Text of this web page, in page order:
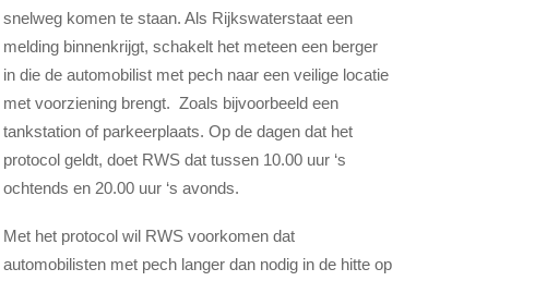
snelweg komen te staan. Als Rijkswaterstaat een
melding binnenkrijgt, schakelt het meteen een berger
in die de automobilist met pech naar een veilige locatie
met voorziening brengt. Zoals bijvoorbeeld een
tankstation of parkeerplaats. Op de dagen dat het
protocol geldt, doet RWS dat tussen 10.00 uur ‘s
ochtends en 20.00 uur ‘s avonds.
Met het protocol wil RWS voorkomen dat
automobilisten met pech langer dan nodig in de hitte op